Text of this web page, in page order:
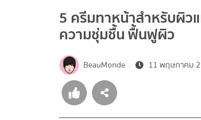
5 ครีมทาหน้าสำหรับผิว
ความชุ่มชื้น ฟื้นฟูผิว
BeauMonde 11 พฤษภาคม